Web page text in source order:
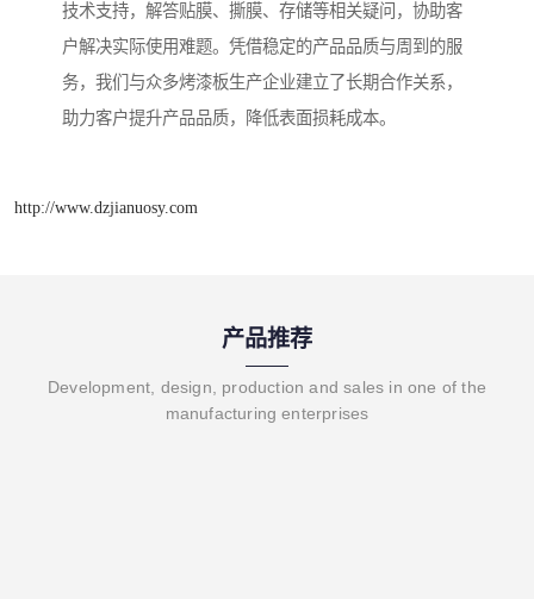
技术支持，解答贴膜、撕膜、存储等相关疑问，协助客
户解决实际使用难题。凭借稳定的产品品质与周到的服
务，我们与众多烤漆板生产企业建立了长期合作关系，
助力客户提升产品品质，降低表面损耗成本。
http://www.dzjianuosy.com
产品推荐
Development, design, production and sales in one of the
manufacturing enterprises